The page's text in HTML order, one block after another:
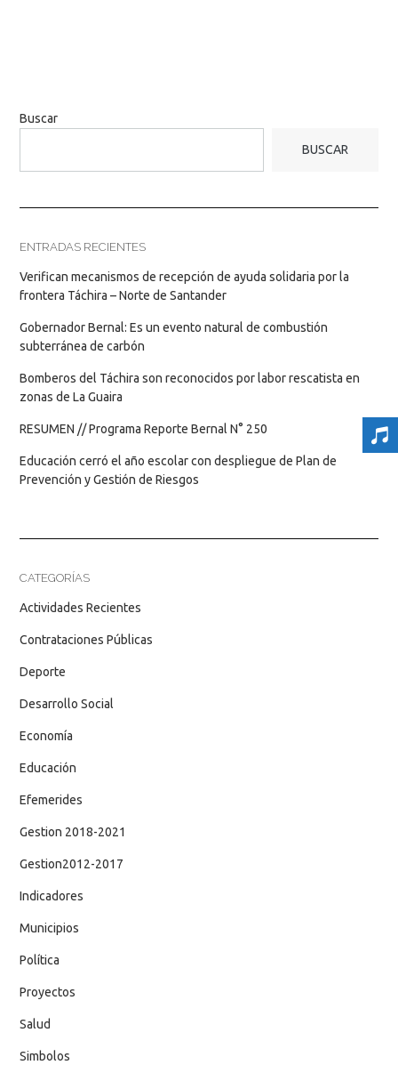
Buscar
BUSCAR
ENTRADAS RECIENTES
Verifican mecanismos de recepción de ayuda solidaria por la
frontera Táchira – Norte de Santander
Gobernador Bernal: Es un evento natural de combustión
subterránea de carbón
Bomberos del Táchira son reconocidos por labor rescatista en
zonas de La Guaira
RESUMEN // Programa Reporte Bernal N° 250
Educación cerró el año escolar con despliegue de Plan de
Prevención y Gestión de Riesgos
CATEGORÍAS
Actividades Recientes
Contrataciones Públicas
Deporte
Desarrollo Social
Economía
Educación
Efemerides
Gestion 2018-2021
Gestion2012-2017
Indicadores
Municipios
Política
Proyectos
Salud
Simbolos